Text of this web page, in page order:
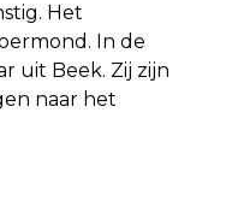
Het
In de
uit Beek. Zij zijn
naar het